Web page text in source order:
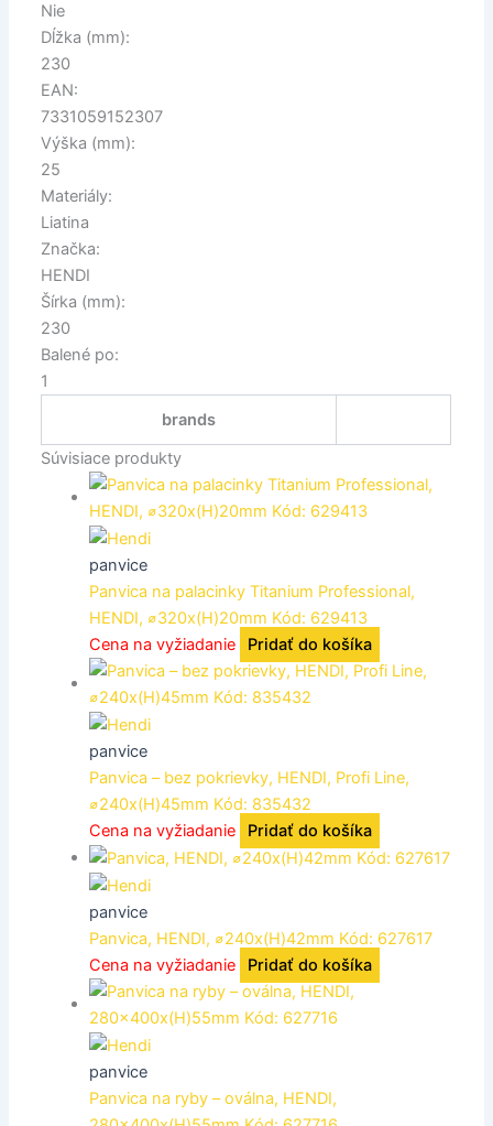
Nie
Dĺžka (mm):
230
EAN:
7331059152307
Výška (mm):
25
Materiály:
Liatina
Značka:
HENDI
Šírka (mm):
230
Balené po:
1
brands
Súvisiace produkty
panvice
Panvica na palacinky Titanium Professional,
HENDI, ⌀320x(H)20mm Kód: 629413
Cena na vyžiadanie
Pridať do košíka
panvice
Panvica – bez pokrievky, HENDI, Profi Line,
⌀240x(H)45mm Kód: 835432
Cena na vyžiadanie
Pridať do košíka
panvice
Panvica, HENDI, ⌀240x(H)42mm Kód: 627617
Cena na vyžiadanie
Pridať do košíka
panvice
Panvica na ryby – oválna, HENDI,